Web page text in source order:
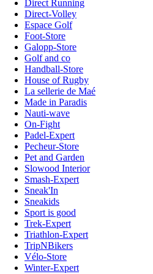
Direct Running
Direct-Volley
Espace Golf
Foot-Store
Galopp-Store
Golf and co
Handball-Store
House of Rugby
La sellerie de Maé
Made in Paradis
Nauti-wave
On-Fight
Padel-Expert
Pecheur-Store
Pet and Garden
Slowood Interior
Smash-Expert
Sneak'In
Sneakids
Sport is good
Trek-Expert
Triathlon-Expert
TripNBikers
Vélo-Store
Winter-Expert